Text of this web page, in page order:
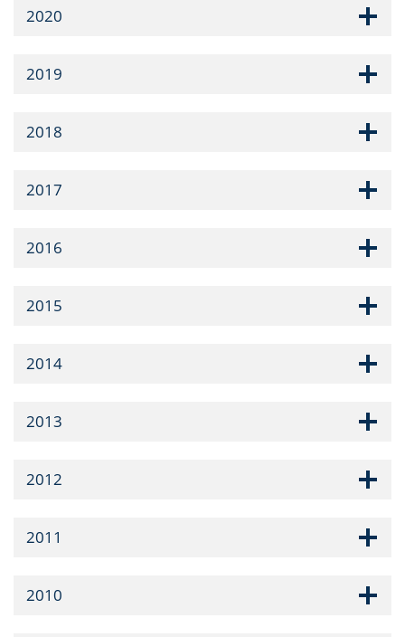
2020
2019
2018
2017
2016
2015
2014
2013
2012
2011
2010